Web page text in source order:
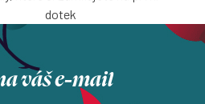
dotek
váš e-mail